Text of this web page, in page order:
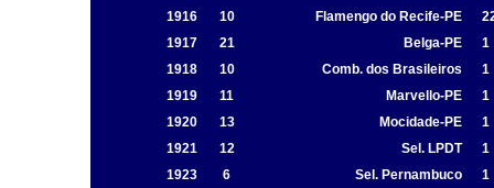
1916
10 Flamengo do Recife-PE
1917
21 Belga-PE
1
1918
10 Comb. dos Brasileiros
1
1919
11 Marvello-PE
1
1920
13 Mocidade-PE
1
1921
12 Sel. LPDT
1
1923
6 Sel. Pernambuco
1